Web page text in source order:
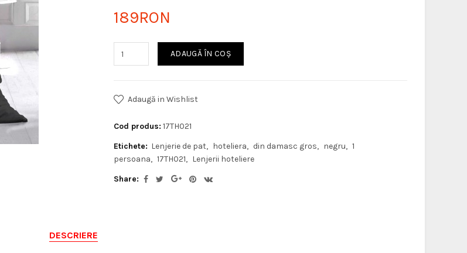
189RON
ADAUGĂ ÎN COŞ
Adaugă in Wishlist
Cod produs: 17TH021
Etichete: Lenjerie de pat hoteliera din damasc gros negru
1
persoana
17TH021
Lenjerii hoteliere
Share:
DESCRIERE